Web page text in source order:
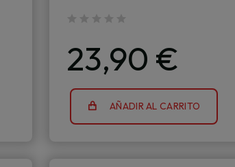
23,90 €
AÑADIR AL CARRITO